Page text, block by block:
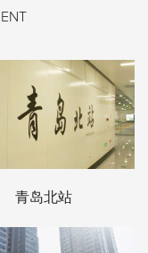
青岛北站